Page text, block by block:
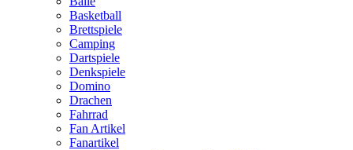
Basketball
Brettspiele
Camping
Dartspiele
Denkspiele
Domino
Drachen
Fahrrad
Fan Artikel
Fanartikel